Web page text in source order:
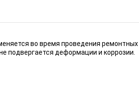
во время проведения
подвергается деформации и коррозии.